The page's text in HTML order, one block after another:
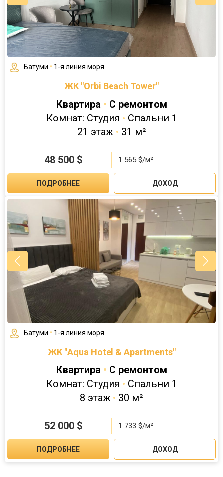
Батуми • 1-я линия моря
ЖК "Orbi Beach Tower"
Квартира • С ремонтом
Комнат: Студия • Спальни 1
21 этаж • 31 м²
48 500$ 1 565 $/м²
ПОДРОБНЕЕ ДОХОД
Батуми • 1-я линия моря
ЖК "Aqua Hotel & Apartments"
Квартира • С ремонтом
Комнат: Студия • Спальни 1
8 этаж • 30 м²
52 000$ 1 733 $/м²
ПОДРОБНЕЕ ДОХОД